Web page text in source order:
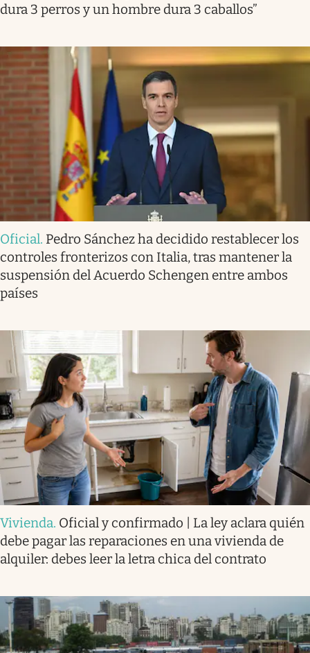
dura 3 perros y un hombre dura 3 caballos”
Oficial. Pedro Sánchez ha decidido restablecer los
controles fronterizos con Italia, tras mantener la
suspensión del Acuerdo Schengen entre ambos
países
Vivienda. Oficial y confirmado | La ley aclara quién
debe pagar las reparaciones en una vivienda de
alquiler: debes leer la letra chica del contrato